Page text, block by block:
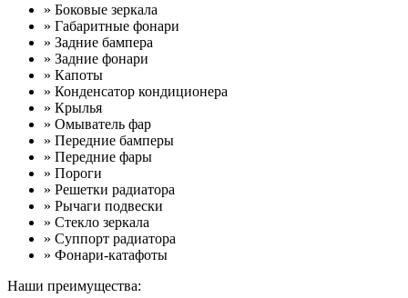
» Боковые зеркала
» Габаритные фонари
» Задние бампера
» Задние фонари
» Капоты
» Конденсатор кондиционера
» Крылья
» Омыватель фар
» Передние бамперы
» Передние фары
» Пороги
» Решетки радиатора
» Рычаги подвески
» Стекло зеркала
» Суппорт радиатора
» Фонари-катафоты
Наши преимущества: